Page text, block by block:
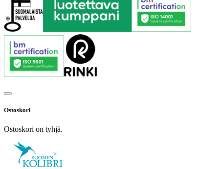
Ostoskori
Ostoskori on tyhjä.